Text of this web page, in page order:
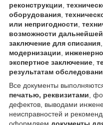
реконструкции
оборудования
или непригодности
возможности дальнейшей
заключение для списания
модернизации
экспертное заключение
результатам
Все документы
печатью, реквизитами ,
дефектов, выводами
неисправностей и
оформляем документы